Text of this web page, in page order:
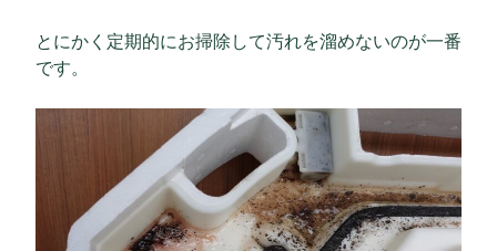
とにかく定期的にお掃除して汚れを溜めないのが一番
です。